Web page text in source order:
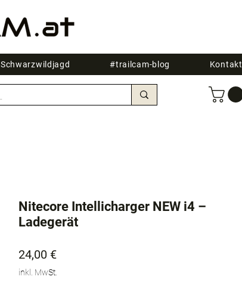
Schwarzwildjagd #trailcam-blog Kontakt
Nitecore Intellicharger NEW i4 –
Ladegerät
24,00 €Preis
inkl. MwSt.